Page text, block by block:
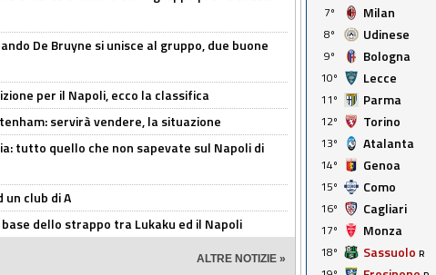
De Bruyne si unisce al gruppo, due buone
per il Napoli, ecco la classifica
servirà vendere, la situazione
tutto quello che non sapevate sul Napoli di
un club di A
dello strappo tra Lukaku ed il Napoli
ALTRE NOTIZIE »
7º
Milan
8º
Udinese
9º
Bologna
10º
Lecce
11º
Parma
12º
Torino
13º
Atalanta
14º
Genoa
15º
Como
16º
Cagliari
17º
Monza
18º
Sassuolo R